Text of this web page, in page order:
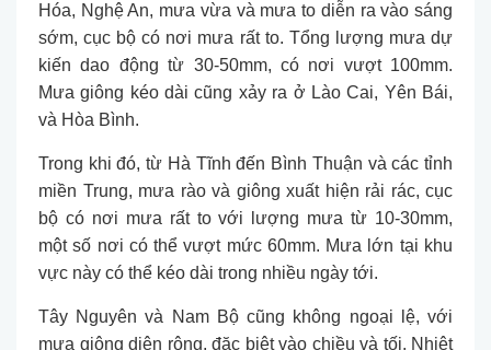
Hóa, Nghệ An, mưa vừa và mưa to diễn ra vào sáng
sớm, cục bộ có nơi mưa rất to. Tổng lượng mưa dự
kiến dao động từ 30-50mm, có nơi vượt 100mm.
Mưa giông kéo dài cũng xảy ra ở Lào Cai, Yên Bái,
và Hòa Bình.
Trong khi đó, từ Hà Tĩnh đến Bình Thuận và các tỉnh
miền Trung, mưa rào và giông xuất hiện rải rác, cục
bộ có nơi mưa rất to với lượng mưa từ 10-30mm,
một số nơi có thể vượt mức 60mm. Mưa lớn tại khu
vực này có thể kéo dài trong nhiều ngày tới.
Tây Nguyên và Nam Bộ cũng không ngoại lệ, với
mưa giông diện rộng, đặc biệt vào chiều và tối. Nhiệt